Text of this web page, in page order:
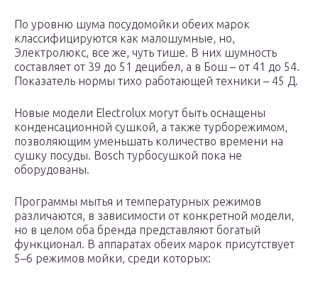
По уровню шума посудомойки обеих марок
классифицируются как малошумные, но,
Электролюкс, все же, чуть тише. В них шумность
составляет от 39 до 51 децибел, а в Бош – от 41 до 54.
Показатель нормы тихо работающей техники – 45 Д.
Новые модели Electrolux могут быть оснащены
конденсационной сушкой, а также турборежимом,
позволяющим уменьшать количество времени на
сушку посуды. Bosch турбосушкой пока не
оборудованы.
Программы мытья и температурных режимов
различаются, в зависимости от конкретной модели,
но в целом оба бренда представляют богатый
функционал. В аппаратах обеих марок присутствует
5–6 режимов мойки, среди которых: